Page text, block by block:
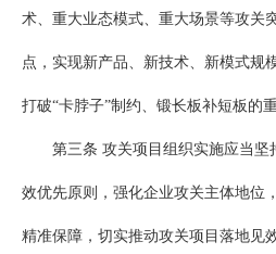
术、重大业态模式、重大场景等攻关
点，实现新产品、新技术、新模式规
打破“卡脖子”制约、锻长板补短板的
第三条 攻关项目组织实施应当
效优先原则，强化企业攻关主体地位
精准保障，切实推动攻关项目落地见效